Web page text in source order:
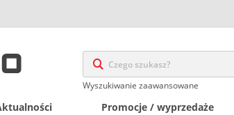
Wyszukiwanie zaawansowane
Promocje / wyprzedaże